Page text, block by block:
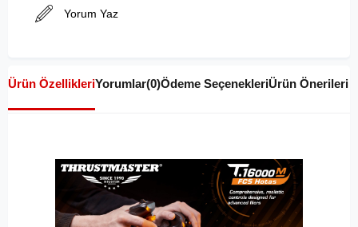
Yorum Yaz
Ürün ÖzellikleriYorumlar(0)Ödeme SeçenekleriÜrün Önerileri